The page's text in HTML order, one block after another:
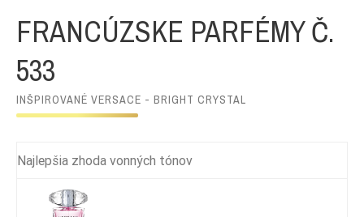
FRANCÚZSKE PARFÉMY Č.
533
INŠPIROVANÉ VERSACE - BRIGHT CRYSTAL
Najlepšia zhoda vonných tónov